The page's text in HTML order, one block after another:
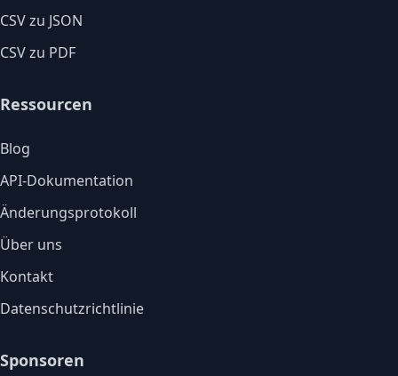
CSV zu JSON
CSV zu PDF
Ressourcen
Blog
API-Dokumentation
Änderungsprotokoll
Über uns
Kontakt
Datenschutzrichtlinie
Sponsoren